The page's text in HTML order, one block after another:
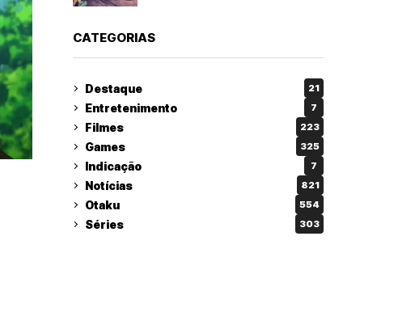
CATEGORIAS
Destaque 21
Entretenimento 7
Filmes 223
Games 325
Indicação 7
Notícias 821
Otaku 554
Séries 303